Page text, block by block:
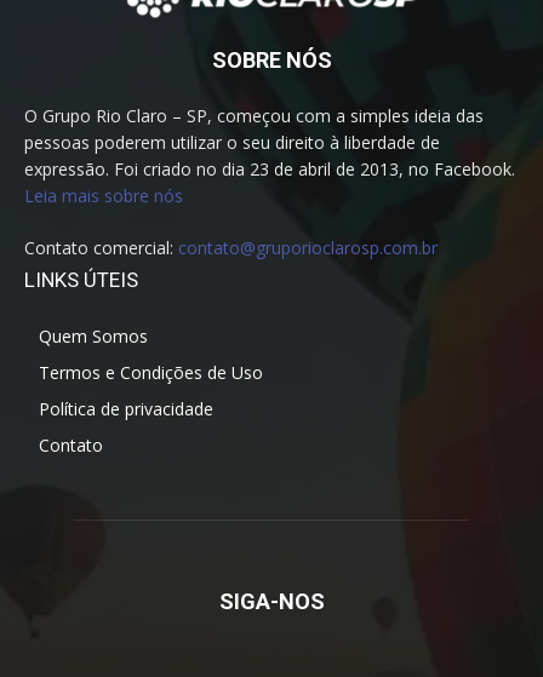
SOBRE NÓS
O Grupo Rio Claro – SP, começou com a simples ideia das
pessoas poderem utilizar o seu direito à liberdade de
expressão. Foi criado no dia 23 de abril de 2013, no Facebook.
Leia mais sobre nós
Contato comercial: contato@gruporioclarosp.com.br
LINKS ÚTEIS
Quem Somos
Termos e Condições de Uso
Política de privacidade
Contato
SIGA-NOS